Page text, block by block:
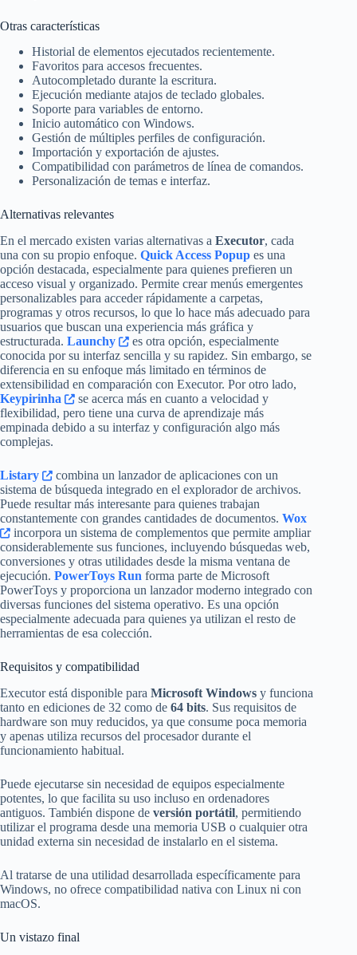
Otras características
Historial de elementos ejecutados recientemente.
Favoritos para accesos frecuentes.
Autocompletado durante la escritura.
Ejecución mediante atajos de teclado globales.
Soporte para variables de entorno.
Inicio automático con Windows.
Gestión de múltiples perfiles de configuración.
Importación y exportación de ajustes.
Compatibilidad con parámetros de línea de comandos.
Personalización de temas e interfaz.
Alternativas relevantes
En el mercado existen varias alternativas a Executor, cada
una con su propio enfoque. Quick Access Popup es una
opción destacada, especialmente para quienes prefieren un
acceso visual y organizado. Permite crear menús emergentes
personalizables para acceder rápidamente a carpetas,
programas y otros recursos, lo que lo hace más adecuado para
usuarios que buscan una experiencia más gráfica y
estructurada. Launchy
es otra opción, especialmente
conocida por su interfaz sencilla y su rapidez. Sin embargo, se
diferencia en su enfoque más limitado en términos de
extensibilidad en comparación con Executor. Por otro lado,
Keypirinha
se acerca más en cuanto a velocidad y
flexibilidad, pero tiene una curva de aprendizaje más
empinada debido a su interfaz y configuración algo más
complejas.
Listary
combina un lanzador de aplicaciones con un
sistema de búsqueda integrado en el explorador de archivos.
Puede resultar más interesante para quienes trabajan
constantemente con grandes cantidades de documentos. Wox
incorpora un sistema de complementos que permite ampliar
considerablemente sus funciones, incluyendo búsquedas web,
conversiones y otras utilidades desde la misma ventana de
ejecución. PowerToys Run forma parte de Microsoft
PowerToys y proporciona un lanzador moderno integrado con
diversas funciones del sistema operativo. Es una opción
especialmente adecuada para quienes ya utilizan el resto de
herramientas de esa colección.
Requisitos y compatibilidad
Executor está disponible para Microsoft Windows y funciona
tanto en ediciones de 32 como de 64 bits. Sus requisitos de
hardware son muy reducidos, ya que consume poca memoria
y apenas utiliza recursos del procesador durante el
funcionamiento habitual.
Puede ejecutarse sin necesidad de equipos especialmente
potentes, lo que facilita su uso incluso en ordenadores
antiguos. También dispone de versión portátil, permitiendo
utilizar el programa desde una memoria USB o cualquier otra
unidad externa sin necesidad de instalarlo en el sistema.
Al tratarse de una utilidad desarrollada específicamente para
Windows, no ofrece compatibilidad nativa con Linux ni con
macOS.
Un vistazo final